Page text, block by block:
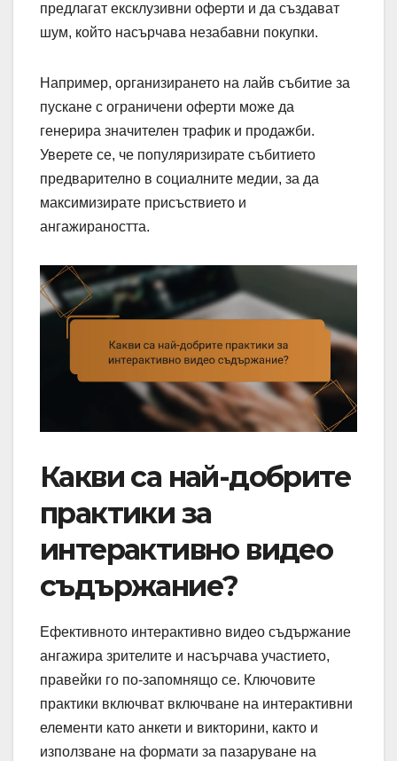
предлагат ексклузивни оферти и да създават
шум, който насърчава незабавни покупки.
Например, организирането на лайв събитие за
пускане с ограничени оферти може да
генерира значителен трафик и продажби.
Уверете се, че популяризирате събитието
предварително в социалните медии, за да
максимизирате присъствието и
ангажираността.
Какви са най-добрите
практики за
интерактивно видео
съдържание?
Ефективното интерактивно видео съдържание
ангажира зрителите и насърчава участието,
правейки го по-запомнящо се. Ключовите
практики включват включване на интерактивни
елементи като анкети и викторини, както и
използване на формати за пазаруване на